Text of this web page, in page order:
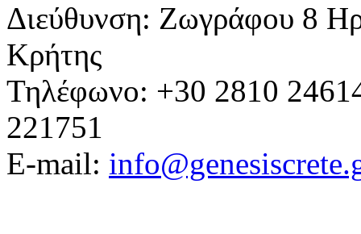
Διεύθυνση: Ζωγράφου 8
Κρήτης
Τηλέφωνο: +30 2810
221751
E-mail: